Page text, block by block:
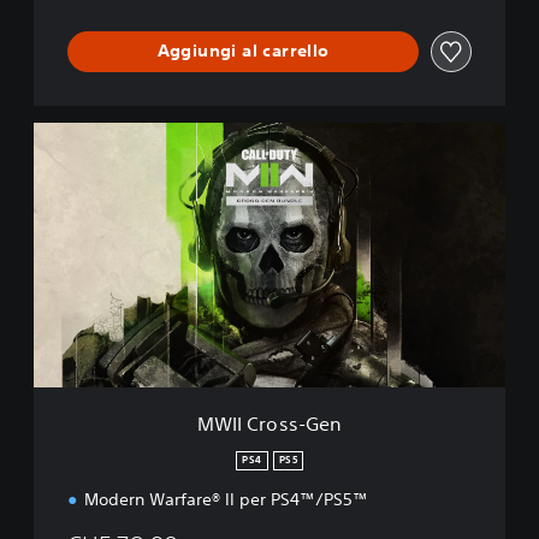
Aggiungi al carrello
e
MWII Cross-Gen
PS4 PS5
Modern Warfare® II per PS4™/PS5™